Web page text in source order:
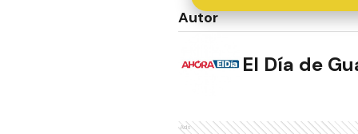
Autor
El Día de
Ads